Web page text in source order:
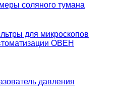
соляного тумана
для микроскопов
ОВЕН
давления